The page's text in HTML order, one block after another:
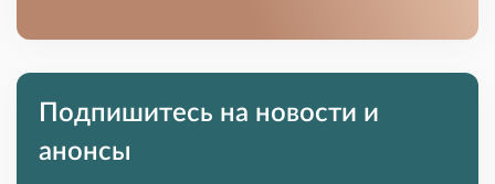
Подпишитесь на новости и
анонсы